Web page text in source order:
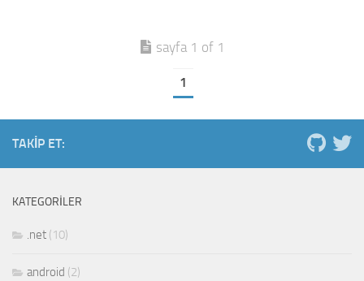
sayfa 1 of 1
1
TAKIP ET:
KATEGORILER
.net (10)
android (2)